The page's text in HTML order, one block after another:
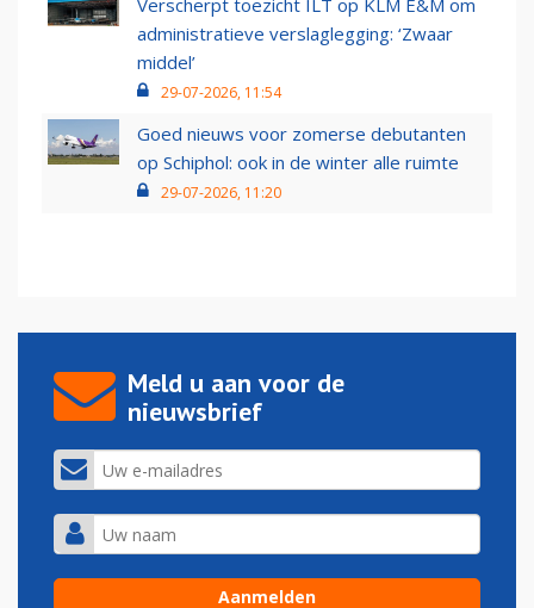
Verscherpt toezicht ILT op KLM E&M om
administratieve verslaglegging: ‘Zwaar
middel’
29-07-2026, 11:54
Goed nieuws voor zomerse debutanten
op Schiphol: ook in de winter alle ruimte
29-07-2026, 11:20
Meld u aan voor de
nieuwsbrief